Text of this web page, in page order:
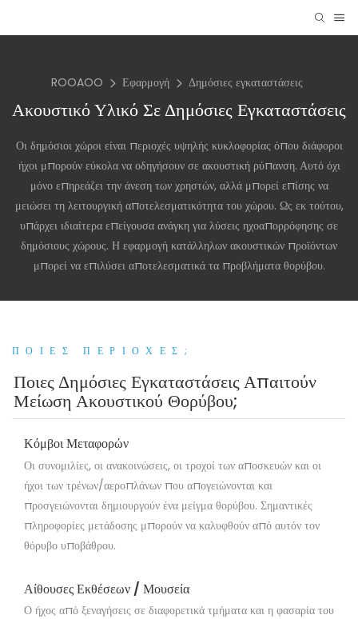
ROOAOO Εφαρμογή Δημόσιες εγκαταστάσεις
Ακουστικό Υλικό Σε Δημόσιες Εγκαταστάσεις
Οι δημόσιοι χώροι είναι περιοχές υψηλής κυκλοφορίας όπου διάφοροι
ήχοι μπορούν εύκολα να οδηγήσουν σε ακουστική ρύπανση. Αυτό όχι
μόνο επηρεάζει την άνεση των χρηστών, αλλά μπορεί επίσης να
μειώσει τη λειτουργική αποτελεσματικότητα του χώρου. Ως εκ τούτου,
υπάρχει ιδιαίτερα επείγουσα ανάγκη για λύσεις ηχοαπορρόφησης σε
δημόσιους χώρους. Η εφαρμογή κατάλληλων ακουστικών προϊόντων
μπορεί να επιλύσει αποτελεσματικά τα προβλήματα θορύβου.
ΠΟΙΕΣ ΠΕΡΙΟΧΈΣ;
Ποιες Δημόσιες Εγκαταστάσεις Απαιτούν
Μείωση Ακουστικού Θορύβου;
Κόμβοι Μεταφορών
Οι συνομιλίες, οι ανακοινώσεις, οι τροχοί των αποσκευών και οι
ήχοι των τρένων/αεροπλάνων που απογειώνονται και
προσγειώνονται δημιουργούν ένα μείγμα θορύβου. Σημαντικές
πληροφορίες μετάδοσης μπορούν να καλυφθούν από αυτόν τον
θόρυβο υποβάθρου.
Αίθουσες Εκθέσεων / Μουσεία
Ο ήχος από ξεναγήσεις σε διαφορετικά τμήματα και η φασαρία του